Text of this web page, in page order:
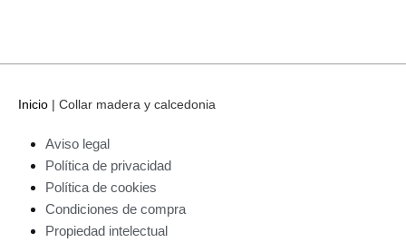
Inicio | Collar madera y calcedonia
Aviso legal
Política de privacidad
Política de cookies
Condiciones de compra
Propiedad intelectual